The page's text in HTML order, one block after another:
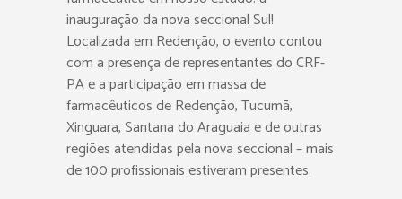
inauguração da nova seccional Sul!
Localizada em Redenção, o evento contou
com a presença de representantes do CRF-
PA e a participação em massa de
farmacêuticos de Redenção, Tucumã,
Xinguara, Santana do Araguaia e de outras
regiões atendidas pela nova seccional – mais
de 100 profissionais estiveram presentes.